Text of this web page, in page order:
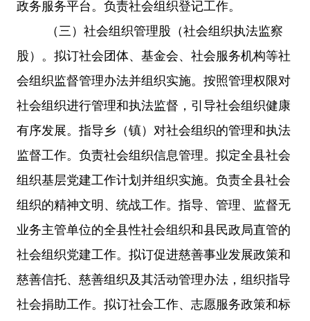
政务服务平台。负责社会组织登记工作。
（三） 社会组织管理股（社会组织执法监察
股）。拟订社会团体、基金会、社会服务机构等社
会组织监督管理办法并组织实施。按照管理权限对
社会组织进行管理和执法监督，引导社会组织健康
有序发展。指导乡（镇）对社会组织的管理和执法
监督工作。负责社会组织信息管理。拟定全县社会
组织基层党建工作计划并组织实施。负责全县社会
组织的精神文明、统战工作。指导、管理、监督无
业务主管单位的全县性社会组织和县民政局直管的
社会组织党建工作。拟订促进慈善事业发展政策和
慈善信托、慈善组织及其活动管理办法，组织指导
社会捐助工作。拟订社会工作、志愿服务政策和标